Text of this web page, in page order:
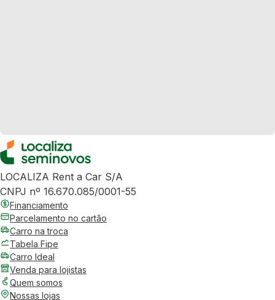
LOCALIZA Rent a Car S/A
CNPJ nº 16.670.085/0001-55
Financiamento
Parcelamento no cartão
Carro na troca
Tabela Fipe
Carro Ideal
Venda para lojistas
Quem somos
Nossas lojas